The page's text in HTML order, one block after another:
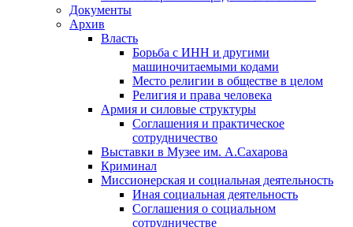
Документы
Архив
Власть
Борьба с ИНН и другими
машиночитаемыми кодами
Место религии в обществе в целом
Религия и права человека
Армия и силовые структуры
Соглашения и практическое
сотрудничество
Выставки в Музее им. А.Сахарова
Криминал
Миссионерская и социальная деятельность
Иная социальная деятельность
Соглашения о социальном
сотрудничестве